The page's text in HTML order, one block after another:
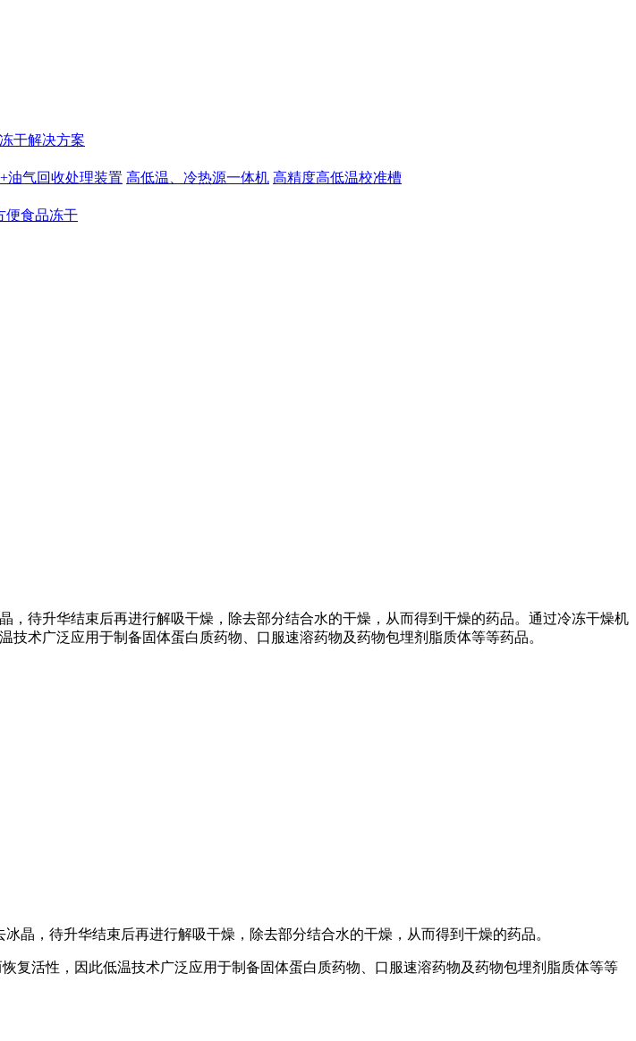
冻干解决方案
油气回收处理装置 高低温、冷热源一体机 高精度高低温校准槽
便食品冻干
待升华结束后再进行解吸干燥，除去部分结合水的干燥，从而得到干燥的药品。通过冷冻干燥机
术广泛应用于制备固体蛋白质药物、口服速溶药物及药物包埋剂脂质体等等药品。
，待升华结束后再进行解吸干燥，除去部分结合水的干燥，从而得到干燥的药品。
活性，因此低温技术广泛应用于制备固体蛋白质药物、口服速溶药物及药物包埋剂脂质体等等